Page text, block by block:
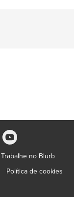
Trabalhe no Blurb
Política de cookies